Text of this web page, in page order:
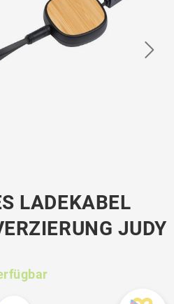
LADEKABEL
JUDY